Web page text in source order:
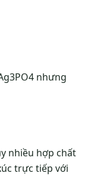
nhưng
nhiều hợp chất
trực tiếp với